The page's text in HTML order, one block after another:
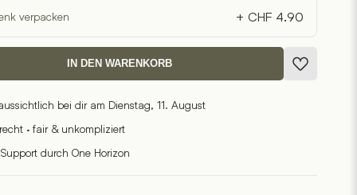
verpacken + CHF 4.90
IN DEN WARENKORB
bei dir am Dienstag, 11. August
· fair & unkompliziert
durch One Horizon